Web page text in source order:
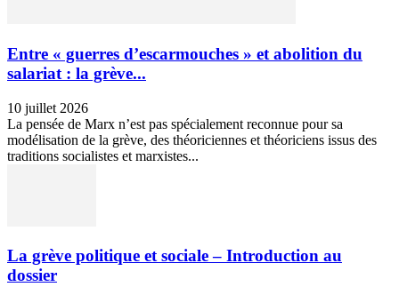
Entre « guerres d’escarmouches » et abolition du
salariat : la grève...
10 juillet 2026
La pensée de Marx n’est pas spécialement reconnue pour sa
modélisation de la grève, des théoriciennes et théoriciens issus des
traditions socialistes et marxistes...
La grève politique et sociale – Introduction au
dossier